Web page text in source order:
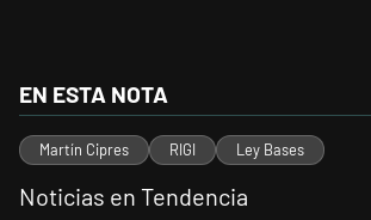
EN ESTA NOTA
Martín Cipres RIGI Ley Bases
Noticias en Tendencia